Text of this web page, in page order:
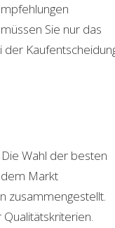
Sie nur das
Die Wahl der besten
dem Markt
zusammengestellt.